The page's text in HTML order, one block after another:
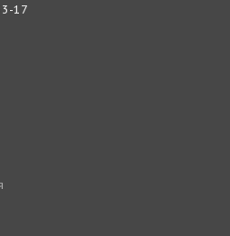
17